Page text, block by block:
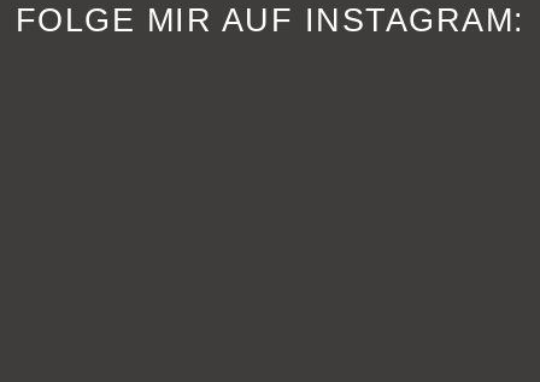
FOLGE MIR AUF INSTAGRAM: